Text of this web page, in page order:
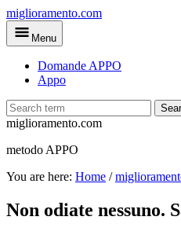
Skip
to
main
miglioramento.com
Menu
Domande APPO
Appo
miglioramento.com
metodo APPO
You are here: Home /
Non odiate nessuno.